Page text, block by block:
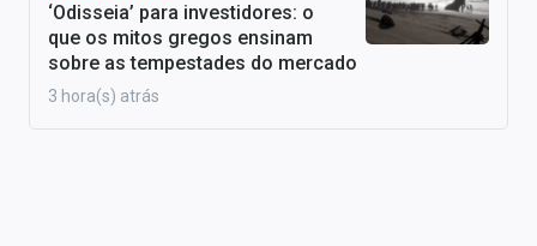
‘Odisseia’ para investidores: o
que os mitos gregos ensinam
sobre as tempestades do mercado
3 hora(s) atrás